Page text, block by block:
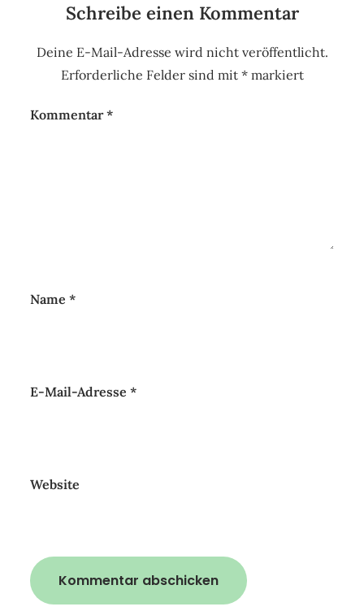
Schreibe einen Kommentar
Deine E-Mail-Adresse wird nicht veröffentlicht.
Erforderliche Felder sind mit *markiert
Kommentar*
Name*
E-Mail-Adresse*
Website